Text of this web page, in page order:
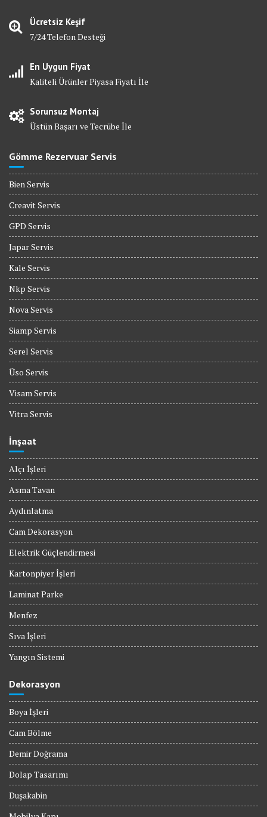
Ücretsiz Keşif
7/24 Telefon Desteği
En Uygun Fiyat
Kaliteli Ürünler Piyasa Fiyatı İle
Sorunsuz Montaj
Üstün Başarı ve Tecrübe İle
Gömme Rezervuar Servis
Bien Servis
Creavit Servis
GPD Servis
Japar Servis
Kale Servis
Nkp Servis
Nova Servis
Siamp Servis
Serel Servis
Üso Servis
Visam Servis
Vitra Servis
İnşaat
Alçı İşleri
Asma Tavan
Aydınlatma
Cam Dekorasyon
Elektrik Güçlendirmesi
Kartonpiyer İşleri
Laminat Parke
Menfez
Sıva İşleri
Yangın Sistemi
Dekorasyon
Boya İşleri
Cam Bölme
Demir Doğrama
Dolap Tasarımı
Duşakabin